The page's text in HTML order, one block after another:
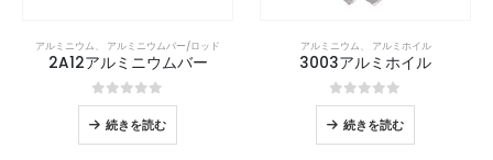
アルミニウム、 アルミニウムバー/ロッド
2A12アルミニウムバー
05つのうち
続きを読む
アルミニウム、 アルミホイル
3003アルミホイル
05つのうち
続きを読む